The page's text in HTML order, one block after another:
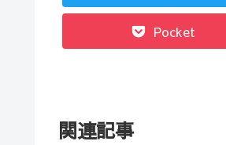
Pocket
関連記事